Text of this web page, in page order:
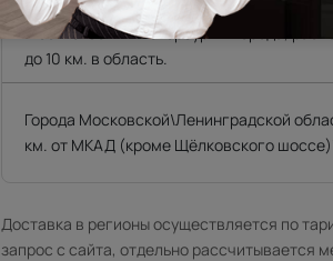
Москва\Санкт-Петербург и города,
до 10 км. в область.
Города Московской\Ленинградской
км. от МКАД (кроме Щёлковского
Доставка в регионы осуществляется по
запрос с сайта, отдельно рассчитывается